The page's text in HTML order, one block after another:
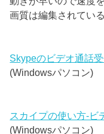
画質は編集されてい
Skypeのビデオ通話
(Windowsパソコン)
スカイプの使い方-ビ
(Windowsパソコン)